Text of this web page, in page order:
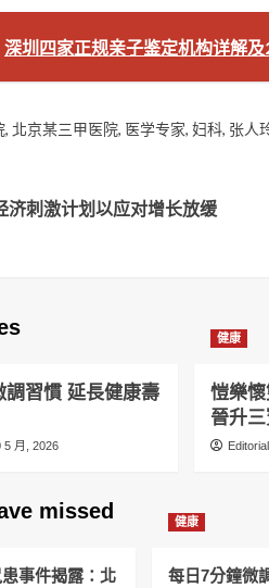
深圳四家正规亲子鉴定机构详解
, 北京某三甲医院, 医学专家, 妇科, 张人
济刺激计划以应对增长放缓
調習慣 延長健康壽
5 月, 2026
健康
愷樂
晉升
Editorial
missed
事件揭露：北
健康
每日7分鐘微